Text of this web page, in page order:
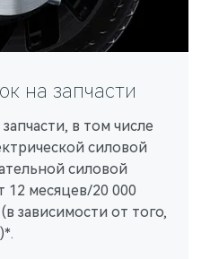
на запчасти
в том числе
силовой
силовой
12 месяцев/20 000
зависимости от того,